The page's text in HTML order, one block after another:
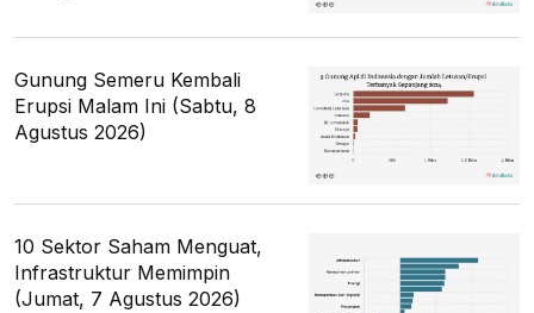
Gunung Semeru Kembali
Erupsi Malam Ini (Sabtu, 8
Agustus 2026)
10 Sektor Saham Menguat,
Infrastruktur Memimpin
(Jumat, 7 Agustus 2026)